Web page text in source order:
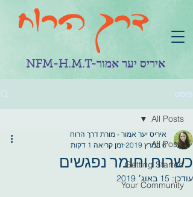
NFM-H.M.T-איריס יער אמור
פוסט
All Posts
Getting Started
Your Community
All Posts
כשרוח וחומר נפגשים
איריס יער אמור - מורת דרך הרוח
6 במרץ 2019
זמן קריאה 1 דקות
עודכן: 15 באוג׳ 2019